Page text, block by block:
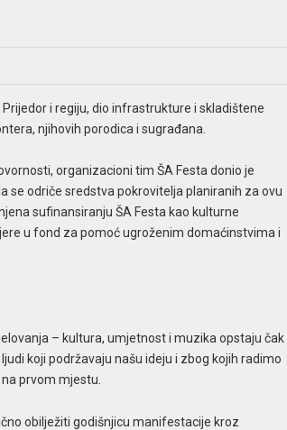
i regiju, dio infrastrukture i skladištene
njihovih porodica i sugrađana.
organizacioni tim ŠA Festa donio je
se odriče sredstva pokrovitelja planiranih za ovu
sufinansiranju ŠA Festa kao kulturne
u fond za pomoć ugroženim domaćinstvima i
– kultura, umjetnost i muzika opstaju čak
koji podržavaju našu ideju i zbog kojih radimo
prvom mjestu.
obilježiti godišnjicu manifestacije kroz